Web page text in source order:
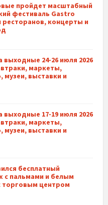
пройдет масштабный
фестиваль Gastro
ресторанов, концерты и
выходные 24-26 июля 2026
маркеты,
музеи, выставки и
выходные 17-19 июля 2026
маркеты,
музеи, выставки и
бесплатный
с пальмами и белым
торговым центром